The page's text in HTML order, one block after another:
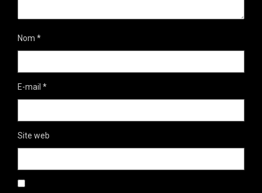
Nom *
E-mail *
Site web